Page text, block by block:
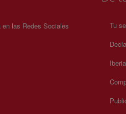
en las Redes Sociales
Tu